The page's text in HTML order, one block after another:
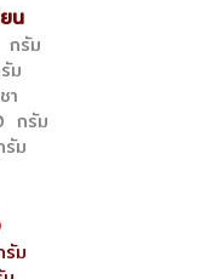
น
กรัม
ม
า
กรัม
ม
ม